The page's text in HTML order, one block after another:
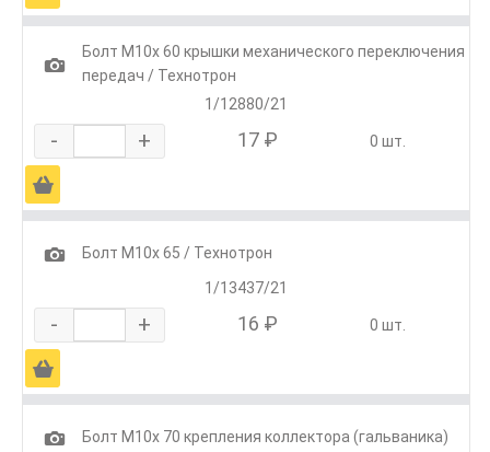
1
Болт М10х 60 крышки механического переключения
передач / Технотрон
1/12880/21
- + 17 ₽ 0 шт.
Ä
1
Болт М10х 65 / Технотрон
1/13437/21
- + 16 ₽ 0 шт.
Ä
1
Болт М10х 70 крепления коллектора (гальваника)